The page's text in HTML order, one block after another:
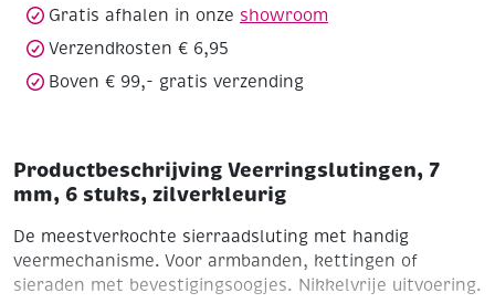
Gratis afhalen in onze showroom
Verzendkosten € 6,95
Boven € 99,- gratis verzending
Productbeschrijving Veerringslutingen, 7
mm, 6 stuks, zilverkleurig
De meestverkochte sierraadsluting met handig
veermechanisme. Voor armbanden, kettingen of
sieraden met bevestigingsoogjes. Nikkelvrije uitvoering.